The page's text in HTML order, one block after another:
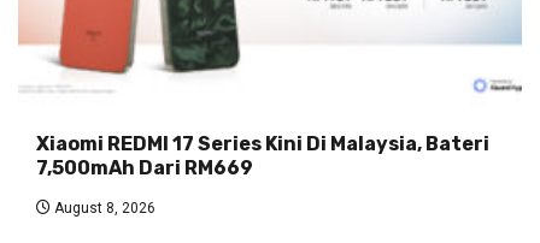
Xiaomi REDMI 17 Series Kini Di Malaysia, Bateri
7,500mAh Dari RM669
August 8, 2026